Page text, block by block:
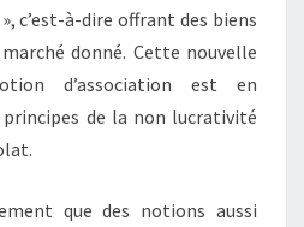
c’est-à-dire offrant des biens
donné. Cette nouvelle
d’association est en
de la non lucrativité
que des notions aussi